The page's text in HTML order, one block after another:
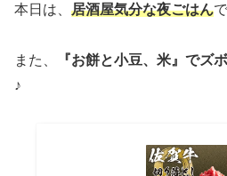
本日は、 居酒屋気分な夜ごはん
また、 『お餅と小豆、米』でズ
♪